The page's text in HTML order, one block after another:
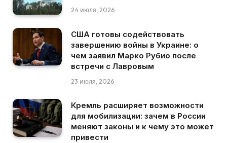
24 июля, 2026
США готовы содействовать
завершению войны в Украине: о
чем заявил Марко Рубио после
встречи с Лавровым
23 июля, 2026
Кремль расширяет возможности
для мобилизации: зачем в России
меняют законы и к чему это может
привести